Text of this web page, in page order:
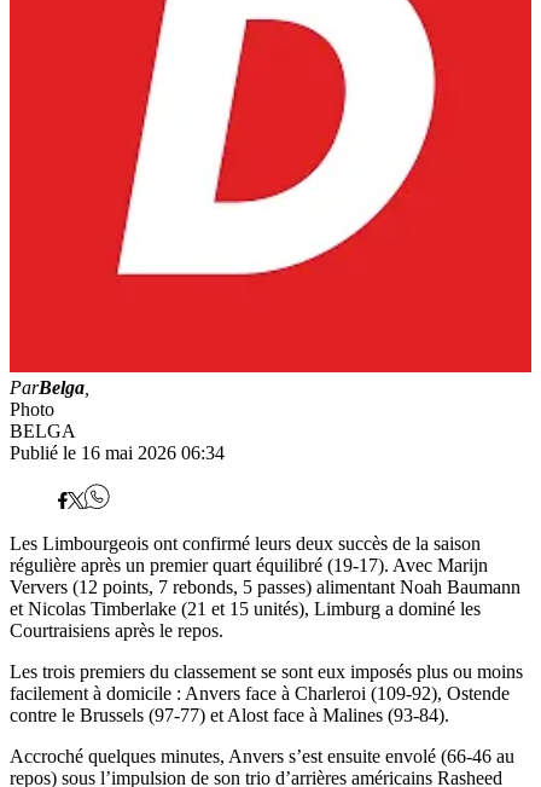
ParBelga
Photo
BELGA
Publié le 16 mai 2026 06:34
Les Limbourgeois ont confirmé leurs deux succès de la saison
régulière après un premier quart équilibré (19-17). Avec Marijn
Ververs (12 points, 7 rebonds, 5 passes) alimentant Noah Baumann
et Nicolas Timberlake (21 et 15 unités), Limburg a dominé les
Courtraisiens après le repos.
Les trois premiers du classement se sont eux imposés plus ou moins
facilement à domicile : Anvers face à Charleroi (109-92), Ostende
contre le Brussels (97-77) et Alost face à Malines (93-84).
Accroché quelques minutes, Anvers s’est ensuite envolé (66-46 au
repos) sous l’impulsion de son trio d’arrières américains Rasheed